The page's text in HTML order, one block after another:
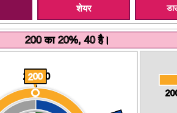
शेयर